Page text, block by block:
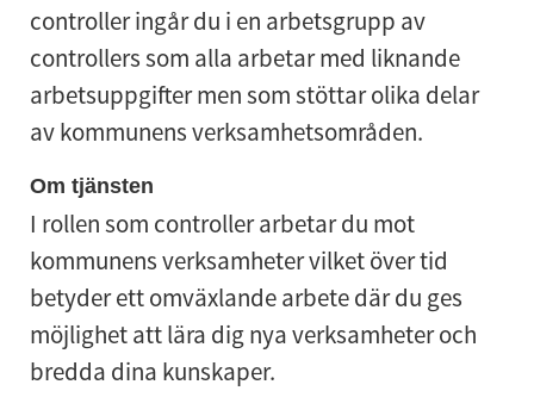
controller ingår du i en arbetsgrupp av
controllers som alla arbetar med liknande
arbetsuppgifter men som stöttar olika delar
av kommunens verksamhetsområden.
Om tjänsten
I rollen som controller arbetar du mot
kommunens verksamheter vilket över tid
betyder ett omväxlande arbete där du ges
möjlighet att lära dig nya verksamheter och
bredda dina kunskaper.